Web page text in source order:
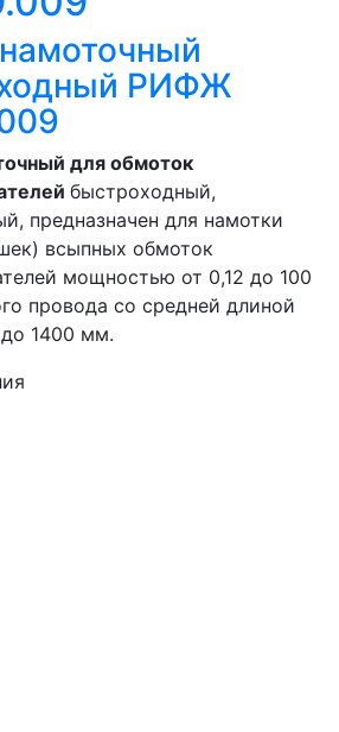
РИФЖ
для обмоток
быстроходный,
предназначен для намотки
всыпных обмоток
мощностью от 0,12 до 100
провода со средней длиной
1400 мм.